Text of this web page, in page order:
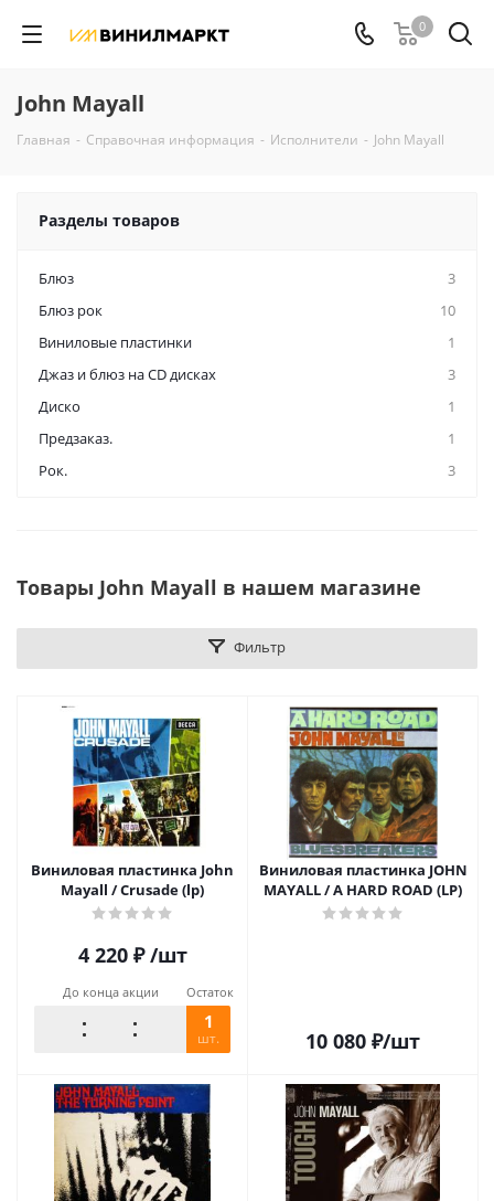
0
John Mayall
Главная - Справочная информация - Исполнители - John Mayall
Разделы товаров
Блюз
3
Блюз рок
10
Виниловые пластинки
1
Джаз и блюз на CD дисках
3
Диско
1
Предзаказ.
1
Рок.
3
Товары John Mayall в нашем магазине
Фильтр
Виниловая пластинка John
Mayall / Crusade (lp)
4 220₽ /шт
До конца акции Остаток
1
шт.
Виниловая пластинка JOHN
MAYALL / A HARD ROAD (LP)
10 080 ₽/шт